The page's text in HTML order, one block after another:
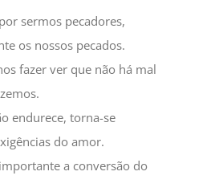
sermos pecadores,
os nossos pecados.
fazer ver que não há mal
endurece, torna-se
do amor.
a conversão do